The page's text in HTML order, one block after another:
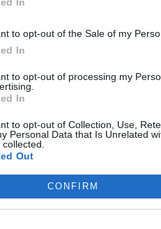
to opt-out of the Sale of my
In
to opt-out of processing my
In
to opt-out of Collection, Use,
Personal Data that Is Unrelated
Out
CONFIRM
simptomus, ārste
iemeslu!Vecākiem
bērna raudāšanai –
izslēgti, var lēnām
kad palīdz “baltais
kas šķeļ gāzu
zarnu mikrofloru.
paradumiem un
tehnika. Tāpat būtu
pēc tam ēd no otras
grādu leņķī un pēc ēšanas